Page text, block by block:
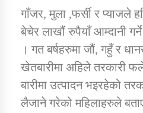
गाँजर, मुला ,फर्सी र प्याजले
बेचेर लाखौं रुपैयाँ आम्दानी
। गत बर्षहरुमा जौं, गहुँ र
खेतबारीमा अहिले तरकारी
बारीमा उत्पादन भइरहेको
लैजाने गरेको महिलाहरुले